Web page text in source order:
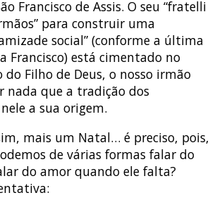
Francisco de Assis. O seu “fratelli
para construir uma
social” (conforme a última
Francisco) está cimentado no
Filho de Deus, o nosso irmão
nada que a tradição dos
a sua origem.
mais um Natal… é preciso, pois,
de várias formas falar do
do amor quando ele falta?